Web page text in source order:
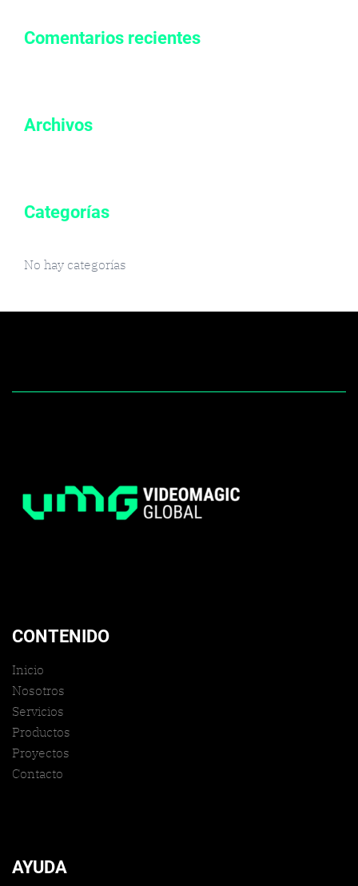
Comentarios recientes
Archivos
Categorías
No hay categorías
CONTENIDO
Inicio
Nosotros
Servicios
Productos
Proyectos
Contacto
AYUDA